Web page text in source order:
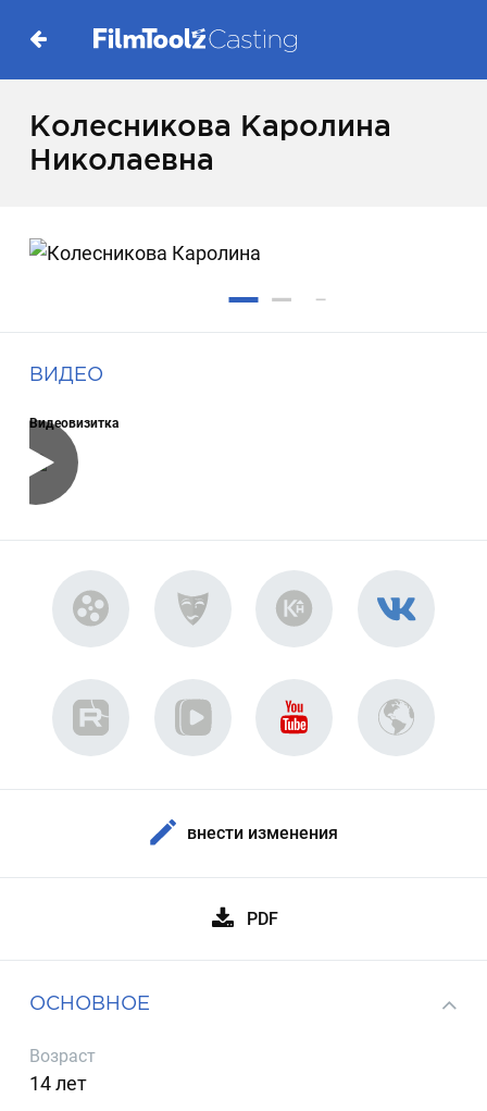
Колесникова Каролина
Николаевна
ВИДЕО
Видеовизитка
внести изменения
PDF
ОСНОВНОЕ
Возраст
14 лет